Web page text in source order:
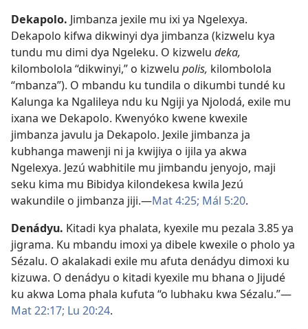
Dekapolo. Jimbanza jexile mu ixi ya Ngelexya.
Dekapolo kifwa dikwinyi dya jimbanza (kizwelu kya
tundu mu dimi dya Ngeleku. O kizwelu deka,
kilombolola “dikwinyi,” o kizwelu polis, kilombolola
“mbanza”). O mbandu ku tundila o dikumbi tundé ku
Kalunga ka Ngalileya ndu ku Ngiji ya Njolodá, exile mu
ixana we Dekapolo. Kwenyóko kwene kwexile
jimbanza javulu ja Dekapolo. Jexile jimbanza ja
kubhanga mawenji ni ja kwijiya o ijila ya akwa
Ngelexya. Jezú wabhitile mu jimbandu jenyojo, maji
seku kima mu Bibidya kilondekesa kwila Jezú
wakundile o jimbanza jiji.—Mat 4:25; Mál 5:20.
Denádyu. Kitadi kya phalata, kyexile mu pezala 3.85 ya
jigrama. Ku mbandu imoxi ya dibele kwexile o pholo ya
Sézalu. O akalakadi exile mu afuta denádyu dimoxi ku
kizuwa. O denádyu o kitadi kyexile mu bhana o Jijudé
ku akwa Loma phala kufuta “o lubhaku kwa Sézalu.”—
Mat 22:17; Lu 20:24.